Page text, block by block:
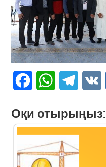
FacebookWhatsApp
Оқи отырыңыз: